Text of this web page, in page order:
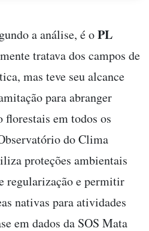
a análise, é oPL
tratava dos campos de
mas teve seu alcance
para abranger
florestais em todos os
do Clima
proteções ambientais
regularização e permitir
nativas para atividades
em dados da SOS Mata